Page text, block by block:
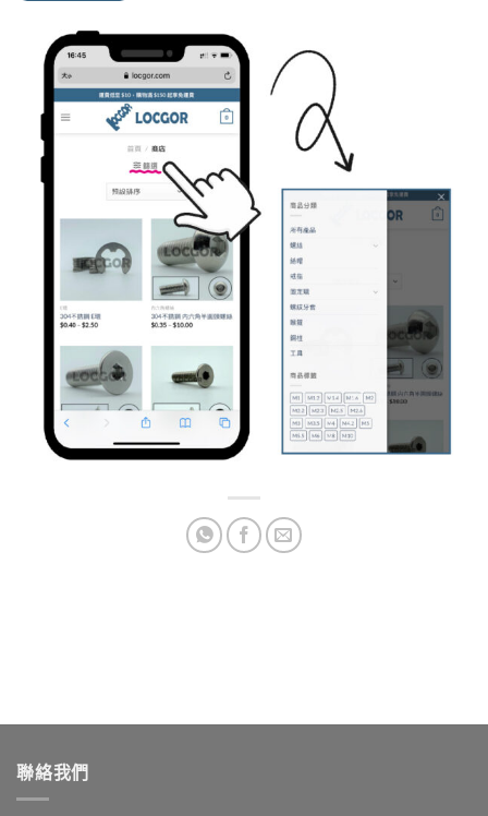
聯絡我們